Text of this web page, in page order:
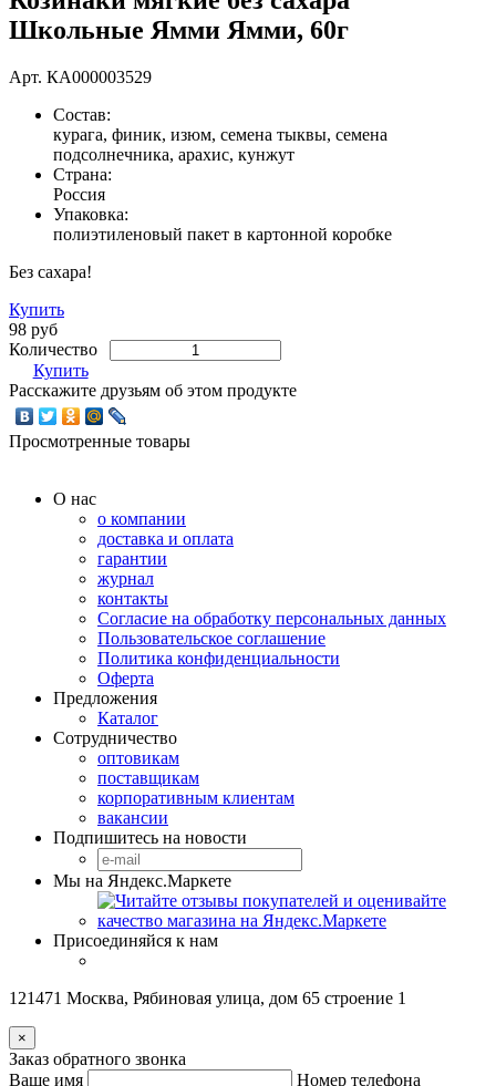
Школьные Ямми Ямми, 60г
Арт. КА000003529
Состав:
курага, финик, изюм, семена тыквы, семена
подсолнечника, арахис, кунжут
Страна:
Россия
Упаковка:
полиэтиленовый пакет в картонной коробке
Без сахара!
Купить
98 руб
Количество
Купить
Расскажите друзьям об этом продукте
Просмотренные товары
О нас
о компании
доставка и оплата
гарантии
журнал
контакты
Согласие на обработку персональных данных
Пользовательское соглашение
Политика конфиденциальности
Оферта
Предложения
Каталог
Сотрудничество
оптовикам
поставщикам
корпоративным клиентам
вакансии
Подпишитесь на новости
Мы на Яндекс.Маркете
Присоединяйся к нам
121471 Москва, Рябиновая улица, дом 65 строение 1
×
Заказ обратного звонка
Ваше имя
Номер телефона